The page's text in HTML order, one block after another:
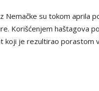
Nemačke su tokom aprila
Korišćenjem haštagova
koji je rezultirao porastom